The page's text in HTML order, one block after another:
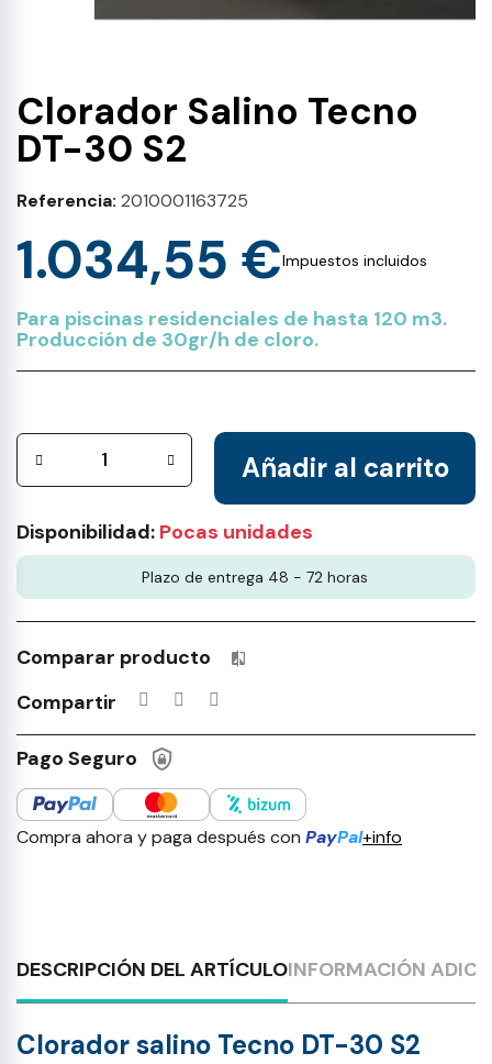
Clorador Salino Tecno
DT-30 S2
Referencia 2010001163725
1.034,55 €Impuestos incluidos
Para piscinas residenciales de hasta 120 m3.
Producción de 30gr/h de cloro.
Añadir al carrito
Disponibilidad: Pocas unidades
Plazo de entrega 48 - 72 horas
Comparar producto Productos incluidos en tu lista
Compartir
Pago Seguro
Compra ahora y paga después con PayPal+info
DESCRIPCIÓN DEL ARTÍCULOINFORMACIÓN
Clorador salino Tecno DT-30 S2